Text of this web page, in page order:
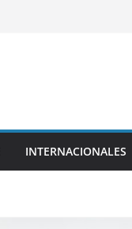
INTERNACIONALES